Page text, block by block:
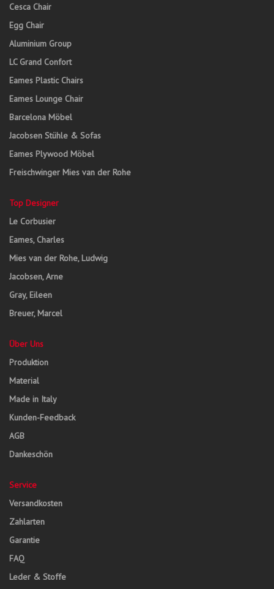
Cesca Chair
Egg Chair
Aluminium Group
LC Grand Confort
Eames Plastic Chairs
Eames Lounge Chair
Barcelona Möbel
Jacobsen Stühle & Sofas
Eames Plywood Möbel
Freischwinger Mies van der Rohe
Top Designer
Le Corbusier
Eames, Charles
Mies van der Rohe, Ludwig
Jacobsen, Arne
Gray, Eileen
Breuer, Marcel
Über Uns
Produktion
Material
Made in Italy
Kunden-Feedback
AGB
Dankeschön
Service
Versandkosten
Zahlarten
Garantie
FAQ
Leder & Stoffe